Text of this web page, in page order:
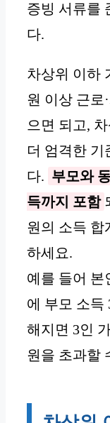
증빙 서류를
다.
차상위 이하
원 이상 근로
으면 되고,
더 엄격한 기
다. 부모와
득까지 포함
원의 소득 합
하세요.
예를 들어 본
에 부모 소득
해지면 3인
원을 초과할